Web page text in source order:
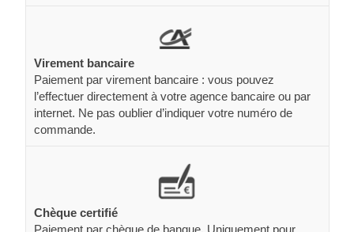
Virement bancaire
Paiement par virement bancaire : vous pouvez
l’effectuer directement à votre agence bancaire ou par
internet. Ne pas oublier d’indiquer votre numéro de
commande.
Chèque certifié
Paiement par chèque de banque. Uniquement pour